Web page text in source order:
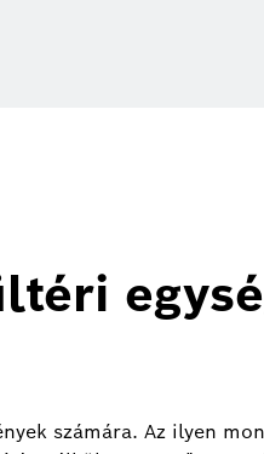
számára. Az ilyen